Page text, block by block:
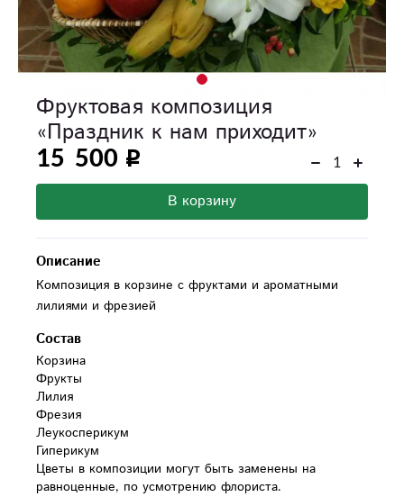
Фруктовая композиция
«Праздник к нам приходит»
15 500
В корзину
Описание
Композиция в корзине с фруктами и ароматными
лилиями и фрезией
Состав
Корзина
Фрукты
Лилия
Фрезия
Леукосперикум
Гиперикум
Цветы в композиции могут быть заменены на
равноценные, по усмотрению флориста.